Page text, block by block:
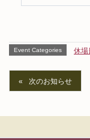
Event Categories 休場
次のお知らせ